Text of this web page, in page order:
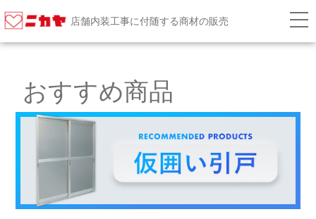
店舗内装工事に付随する商材の販売
おすすめ商品